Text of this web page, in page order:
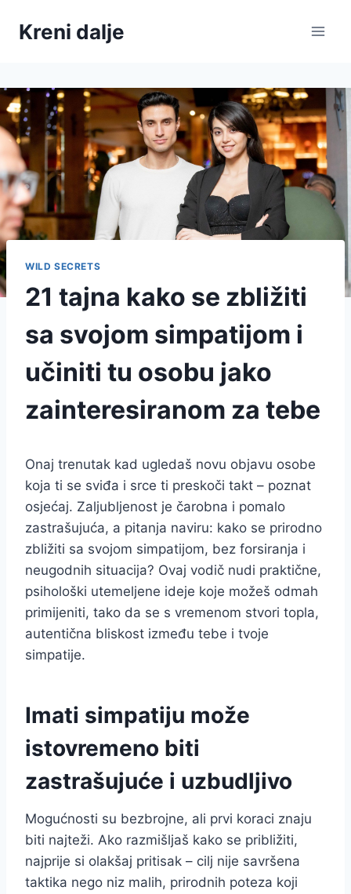
Kreni dalje
WILD SECRETS
21 tajna kako se zbližiti
sa svojom simpatijom i
učiniti tu osobu jako
zainteresiranom za tebe
Onaj trenutak kad ugledaš novu objavu osobe
koja ti se sviđa i srce ti preskoči takt – poznat
osjećaj. Zaljubljenost je čarobna i pomalo
zastrašujuća, a pitanja naviru: kako se prirodno
zbližiti sa svojom simpatijom, bez forsiranja i
neugodnih situacija? Ovaj vodič nudi praktične,
psihološki utemeljene ideje koje možeš odmah
primijeniti, tako da se s vremenom stvori topla,
autentična bliskost između tebe i tvoje
simpatije.
Imati simpatiju može
istovremeno biti
zastrašujuće i uzbudljivo
Mogućnosti su bezbrojne, ali prvi koraci znaju
biti najteži. Ako razmišljaš kako se približiti,
najprije si olakšaj pritisak – cilj nije savršena
taktika nego niz malih, prirodnih poteza koji